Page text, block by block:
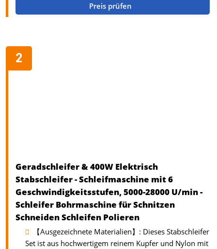
Preis prüfen
Geradschleifer & 400W Elektrisch
Stabschleifer - Schleifmaschine mit 6
Geschwindigkeitsstufen, 5000-28000 U/min -
Schleifer Bohrmaschine für Schnitzen
Schneiden Schleifen Polieren
【Ausgezeichnete Materialien】: Dieses Stabschleifer
Set ist aus hochwertigem reinem Kupfer und Nylon mit